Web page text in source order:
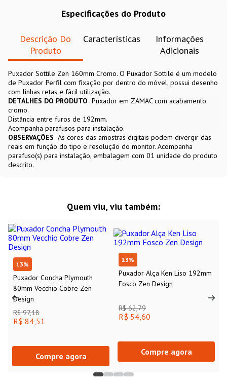
Especificações do Produto
Descrição Do
Produto
Características
Informações
Adicionais
Puxador Sottile Zen 160mm Cromo. O Puxador Sottile é um modelo
de Puxador Perfil com fixação por dentro do móvel, possui desenho
com linhas retas e fácil utilização.
DETALHES DO PRODUTO Puxador em ZAMAC com acabamento
cromo.
Distância entre furos de 192mm.
Acompanha parafusos para instalação.
OBSERVAÇÕES As cores das amostras digitais podem divergir das
reais em função do tipo e resolução do monitor. Acompanha
parafuso(s) para instalação, embalagem com 01 unidade do produto
descrito.
Quem viu, viu também:
13%
Puxador Concha Plymouth
80mm Vecchio Cobre Zen
Design
R$ 97,18
R$ 84,51
Compre agora
13%
Puxador Alça Ken Liso 192mm
Fosco Zen Design
R$ 62,79
R$ 54,60
Compre agora